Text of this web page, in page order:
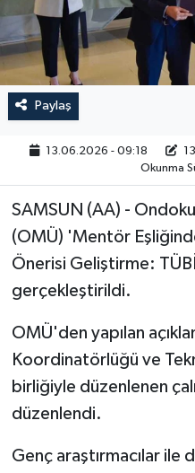
Paylaş
13.06.2026 - 09:18
Okunma
SAMSUN (AA) -
(OMÜ) 'Mentör
Önerisi Geliştirme:
gerçekleştirildi.
OMÜ'den yapılan
Koordinatörlüğü ve
birliğiyle düzenlenen
düzenlendi.
Genç araştırmacılar ile
RESMİ İLAN